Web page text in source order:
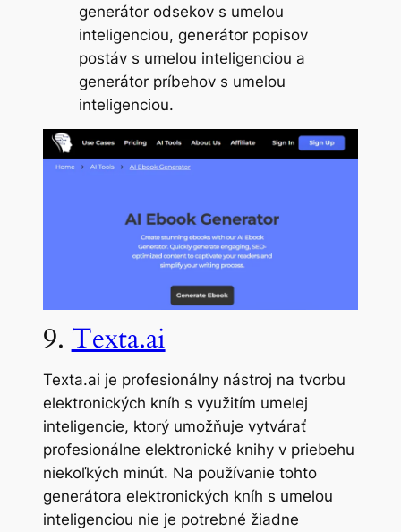
generátor odsekov s umelou
inteligenciou, generátor popisov
postáv s umelou inteligenciou a
generátor príbehov s umelou
inteligenciou.
9. Texta.ai
Texta.ai je profesionálny nástroj na tvorbu
elektronických kníh s využitím umelej
inteligencie, ktorý umožňuje vytvárať
profesionálne elektronické knihy v priebehu
niekoľkých minút. Na používanie tohto
generátora elektronických kníh s umelou
inteligenciou nie je potrebné žiadne